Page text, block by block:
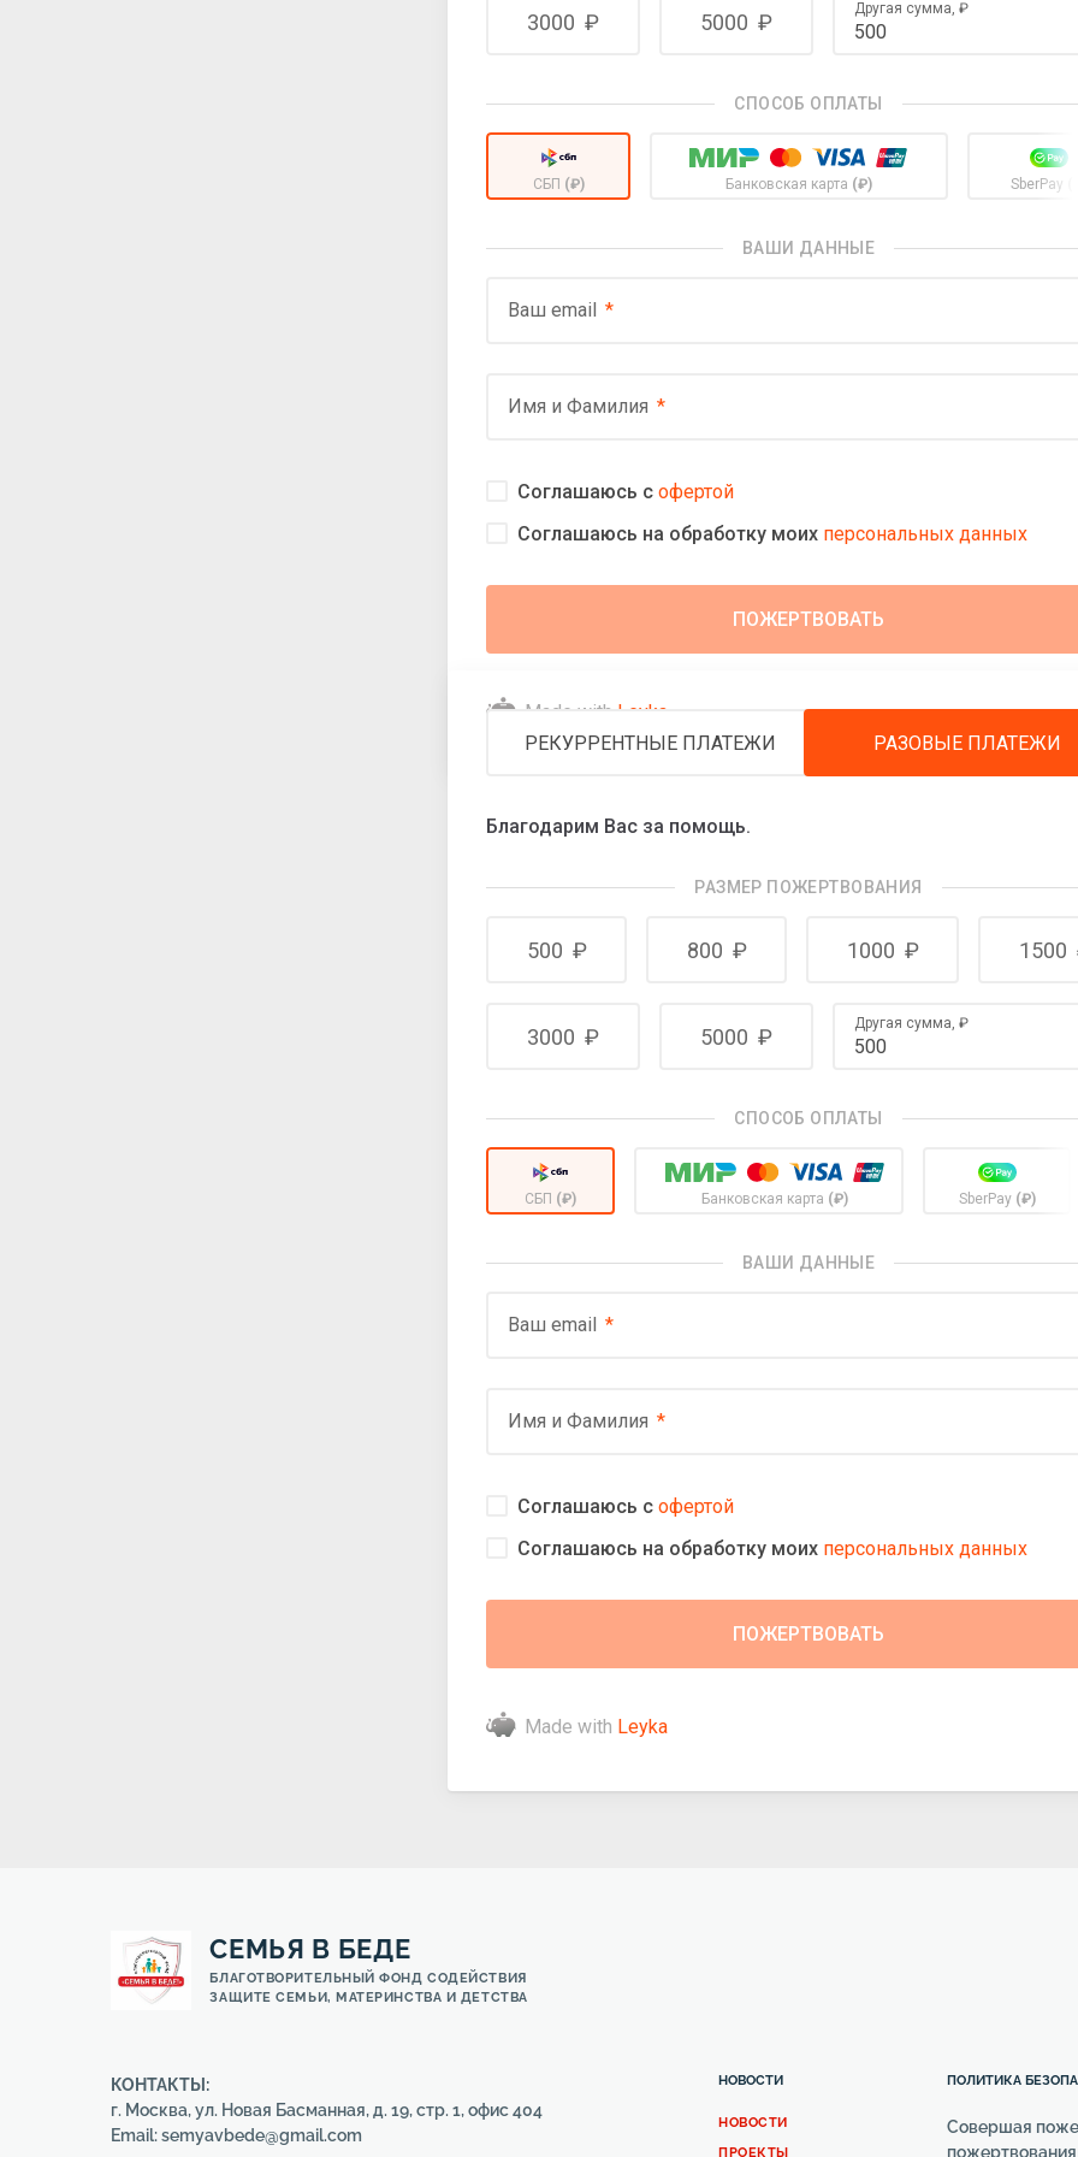
3000 ₽ 5000 ₽
Другая сумма, ₽
СПОСОБ ОПЛАТЫ
СБП (₽) Банковская карта (₽) SberPay
ВАШИ ДАННЫЕ
Ваш email
Имя и Фамилия
Соглашаюсь с офертой
Соглашаюсь на обработку моих персональных данных
Made with Leyka
РЕКУРРЕНТНЫЕ ПЛАТЕЖИ
РАЗОВЫЕ ПЛАТЕЖИ
Благодарим Вас за помощь.
РАЗМЕР ПОЖЕРТВОВАНИЯ
500 ₽ 800 ₽ 1000 ₽ 1500
3000 ₽ 5000 ₽
Другая сумма, ₽
СПОСОБ ОПЛАТЫ
СБП (₽) Банковская карта (₽) SberPay (₽)
ВАШИ ДАННЫЕ
Ваш email
Имя и Фамилия
Соглашаюсь с офертой
Соглашаюсь на обработку моих персональных данных
Made with Leyka
СЕМЬЯ В БЕДЕ
БЛАГОТВОРИТЕЛЬНЫЙ ФОНД СОДЕЙСТВИЯ
ЗАЩИТЕ СЕМЬИ, МАТЕРИНСТВА И ДЕТСТВА
КОНТАКТЫ:
г. Москва, ул. Новая Басманная, д. 19, стр. 1, офис 404
Email: semyavbede@gmail.com
НОВОСТИ
НОВОСТИ
ПРОЕКТЫ
ПОЛИТИКА
Совершая